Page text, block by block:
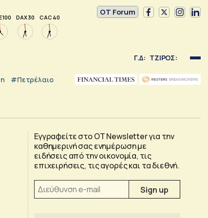
100 DAX 30 CAC 40
OT Forum
Γ.Δ: ΤΖΙΡΟΣ:
#Πετρέλαιο
Εγγραφείτε στο OT Newsletter για την
καθημερινή σας ενημέρωση με
ειδήσεις από την οικονομία, τις
επιχειρήσεις, τις αγορές και τα διεθνή.